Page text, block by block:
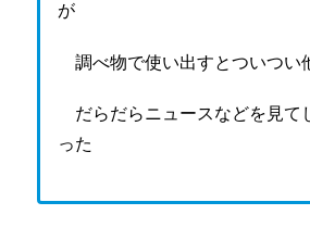
が
調べ物で使い出すとついつい
だらだらニュースなどを見て
った